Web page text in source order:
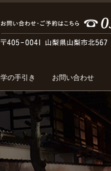
の手引き お問い合わせ